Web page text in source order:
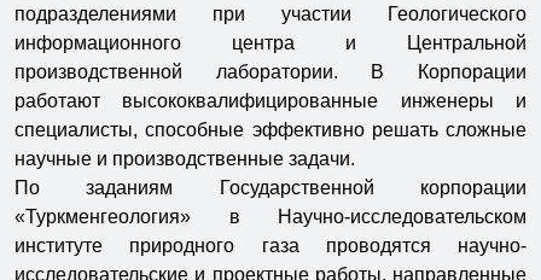
подразделениями при участии Геологического
информационного центра и Центральной
производственной лаборатории. В Корпорации
работают высококвалифицированные инженеры и
специалисты, способные эффективно решать сложные
научные и производственные задачи.
По заданиям Государственной корпорации
«Туркменгеология» в Научно-исследовательском
институте природного газа проводятся научно-
исследовательские и проектные работы, направленные